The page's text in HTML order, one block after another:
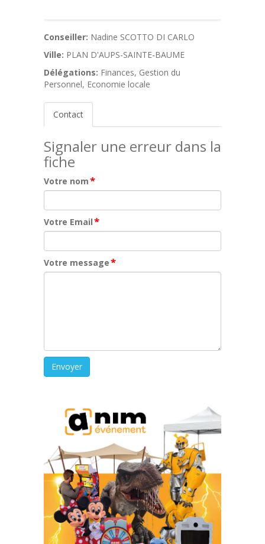
Conseiller: Nadine SCOTTO DI CARLO
Ville: PLAN D'AUPS-SAINTE-BAUME
Délégations: Finances, Gestion du
Personnel, Economie locale
Contact
Signaler une erreur dans la
fiche
Votre nom*
Votre Email*
Votre message*